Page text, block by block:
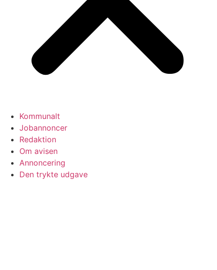
Kommunalt
Jobannoncer
Redaktion
Om avisen
Annoncering
Den trykte udgave